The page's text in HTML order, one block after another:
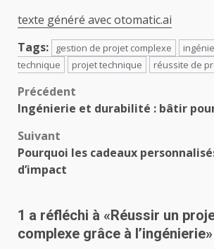
texte généré avec otomatic.ai
Tags:
gestion de projet complexe
technique
projet technique réussite de
Navigation
d’article
Précédent
Ingénierie et durabilité : bâtir
Suivant
Pourquoi les cadeaux
d’impact
1 a réfléchi à «Réussir un
complexe grâce à l’ingénierie»